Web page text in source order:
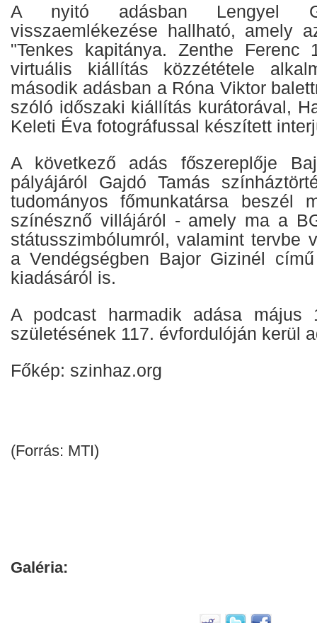
A nyitó adásban Lengyel
visszaemlékezése hallható, amely
"Tenkes kapitánya. Zenthe Ferenc
virtuális kiállítás közzététele
második adásban a Róna Viktor
szóló időszaki kiállítás kurátorával,
Keleti Éva fotográfussal készített
A következő adás főszereplője
pályájáról Gajdó Tamás
tudományos főmunkatársa beszél
színésznő villájáról - amely ma a
státusszimbólumról, valamint tervbe
a Vendégségben Bajor Gizinél
kiadásáról is.
A podcast harmadik adása május
születésének 117. évfordulóján kerül
Főkép: szinhaz.org
(Forrás: MTI)
Galéria: